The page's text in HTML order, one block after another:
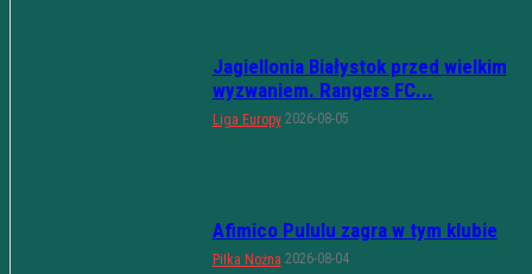
Jagiellonia Białystok przed wielkim
wyzwaniem. Rangers FC...
Liga Europy 2026-08-05
Afimico Pululu zagra w tym klubie
Piłka Nożna 2026-08-04